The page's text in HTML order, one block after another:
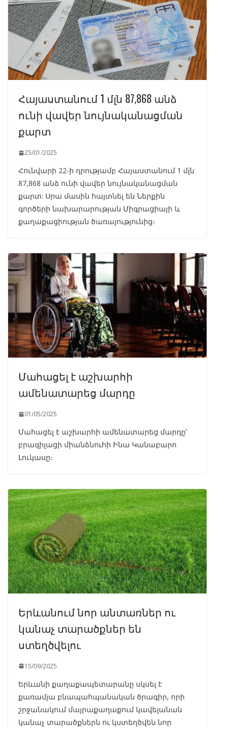
Հայաստանում 1 մլն 87,868 անձ
ունի վավեր նույնականացման
քարտ
25/01/2025
Հունվարի 22-ի դրությամբ Հայաստանում 1 մլն
87,868 անձ ունի վավեր նույնականացման
քարտ: Սրա մասին հայտնել են Ներքին
գործերի նախարարության Միգրացիայի և
քաղաքացիության ծառայությունից։
Մահացել է աշխարհի
ամենատարեց մարդը
01/05/2025
Մահացել է աշխարհի ամենատարեց մարդը՝
բրազիլացի միանձնուհի Ինա Կանաբարո
Լուկասը։
Երևանում նոր անտառներ ու
կանաչ տարածքներ են
ստեղծվելու
15/09/2025
Երևանի քաղաքապետարանը սկսել է
քառամյա բնապահպանական ծրագիր, որի
շրջանակում մայրաքաղաքում կավելանան
կանաչ տարածքներն ու կստեղծվեն նոր